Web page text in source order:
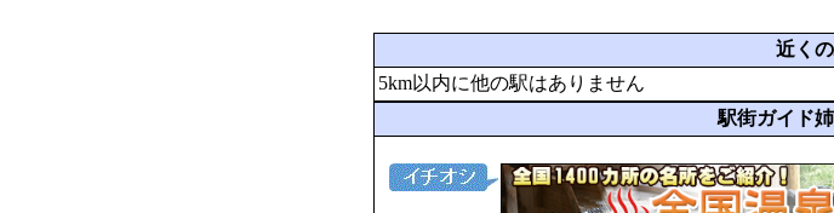
近く
5km以内に他の駅はありません
駅街ガイド